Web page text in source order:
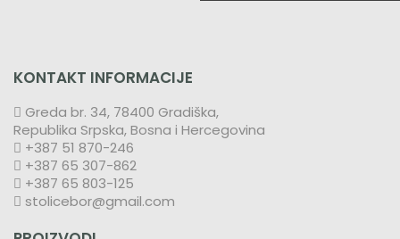
KONTAKT INFORMACIJE
Greda br. 34, 78400 Gradiška,
Republika Srpska, Bosna i Hercegovina
+387 51 870-246
+387 65 307-862
+387 65 803-125
stolicebor@gmail.com